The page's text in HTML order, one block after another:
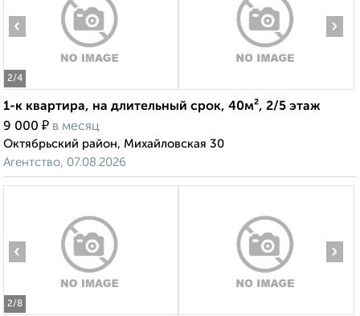
2/4
‹ ›
1-к квартира, на длительный срок, 40м², 2/5 этаж
9 000 ₽ в месяц
Октябрьский район, Михайловская 30
Агентство, 07.08.2026
2/8
‹ ›